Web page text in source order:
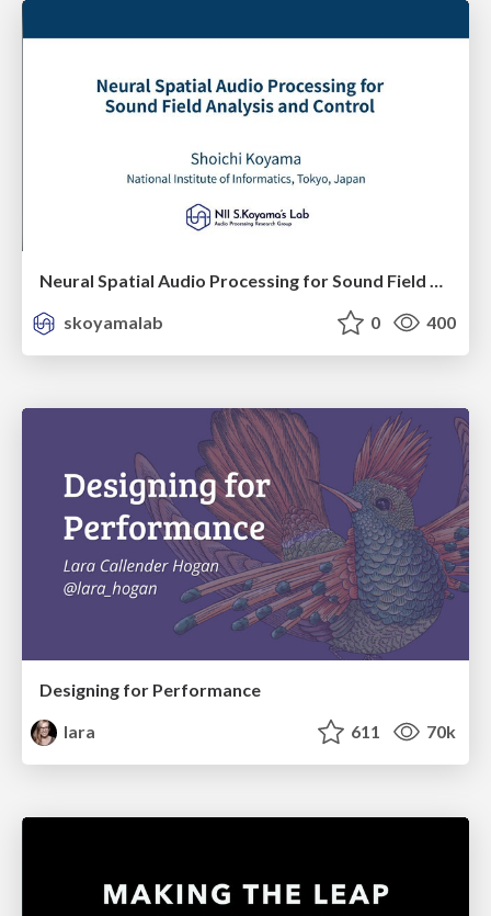
Neural Spatial Audio Processing for Sound Field Analysis and Control
skoyamalab
0 400
Designing for Performance
lara
611 70k